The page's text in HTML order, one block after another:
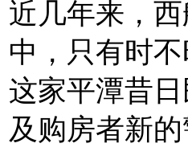
近几年来，
中，只有时
这家平潭昔
及购房者新的